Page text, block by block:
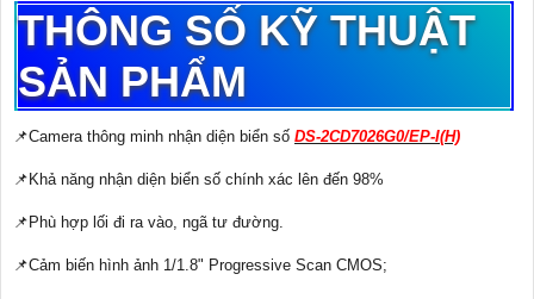
THÔNG SỐ KỸ THUẬT
SẢN PHẨM
📌Camera thông minh nhận diện biển số DS-2CD7026G0/EP-I(H)
📌Khả năng nhận diện biển số chính xác lên đến 98%
📌Phù hợp lối đi ra vào, ngã tư đường.
📌Cảm biến hình ảnh 1/1.8" Progressive Scan CMOS;